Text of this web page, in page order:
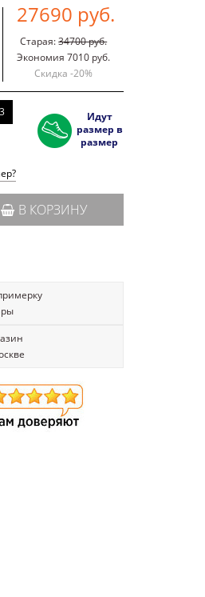
27690 руб.
Старая:34700 руб.
Экономия 7010 руб.
Скидка -20%
Идут
размер в
размер
В КОРЗИНУ